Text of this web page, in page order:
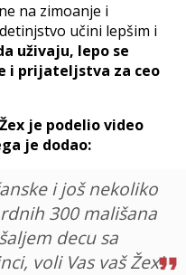
na zimoanje i
učini lepšim i
uživaju, lepo se
i prijateljstva za ceo
je podelio video
je dodao:
i još nekoliko
300 mališana
decu sa
voli Vas vaš Žex!